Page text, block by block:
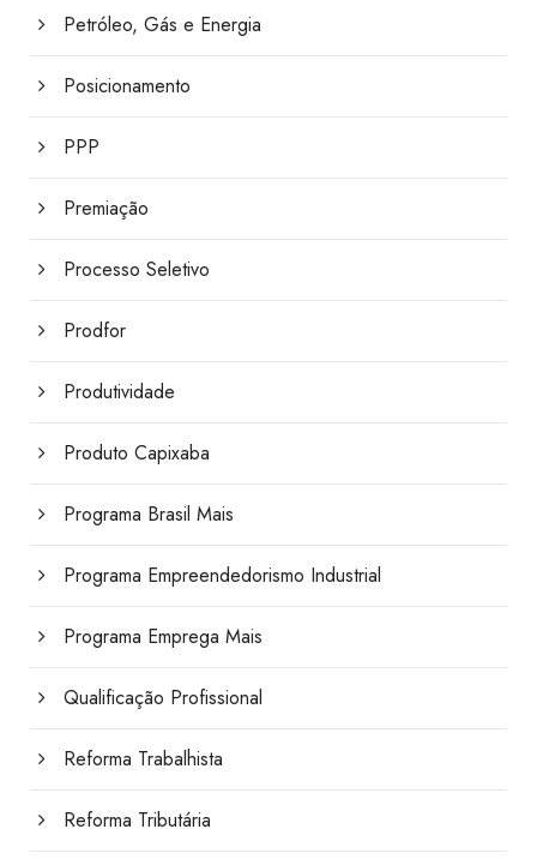
Petróleo, Gás e Energia
Posicionamento
PPP
Premiação
Processo Seletivo
Prodfor
Produtividade
Produto Capixaba
Programa Brasil Mais
Programa Empreendedorismo Industrial
Programa Emprega Mais
Qualificação Profissional
Reforma Trabalhista
Reforma Tributária